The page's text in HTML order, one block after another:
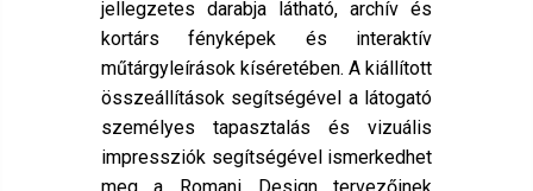
jellegzetes darabja látható, archív és
kortárs fényképek és interaktív
műtárgyleírások kíséretében. A kiállított
összeállítások segítségével a látogató
személyes tapasztalás és vizuális
impressziók segítségével ismerkedhet
meg a Romani Design tervezőinek